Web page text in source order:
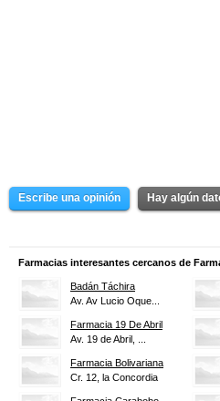
Escribe una opinión Hay algún
Farmacias interesantes cercanos de
Badán Táchira
Av. Av Lucio Oque...
Farmacia 19 De Abril
Av. 19 de Abril, ...
Farmacia Bolivariana
Cr. 12, la Concordia